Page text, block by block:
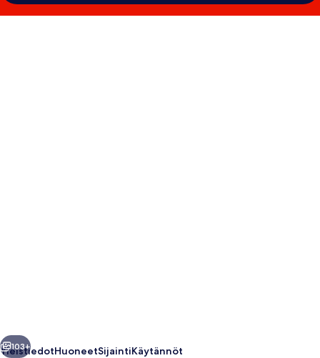
Seuraava
103+
YleistiedotHuoneetSijaintiKäytännöt